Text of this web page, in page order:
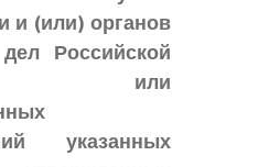
и (или) органов
Российской
или
указанных